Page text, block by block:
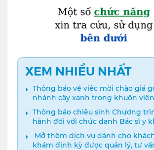
XEM NHIỀU NHẤT
Thông báo về việc mời chào giá
nhánh cây xanh trong khuôn
Thông báo chiêu sinh Chương
hành đối với chức danh Bác sĩ y
dưỡng năm 2024
Mở thêm dịch vụ dành cho
khám định kỳ được quản lý, tư